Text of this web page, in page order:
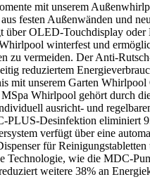
mit unserem
festen Außenwänden und
über OLED-Touchdisplay oder
winterfest und
zu vermeiden. Der Anti-
reduziertem
mit unserem Garten
Whirlpool gehört
ausricht- und
PLUS-Desinfektion
verfügt über eine
für
wie die MDC-
weitere 38% an